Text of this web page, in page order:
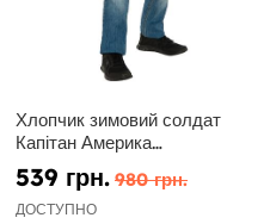
Хлопчик зимовий солдат
Капітан Америка
громадянської війни костюм
Kit
539 грн. 980 грн.
ДОСТУПНО